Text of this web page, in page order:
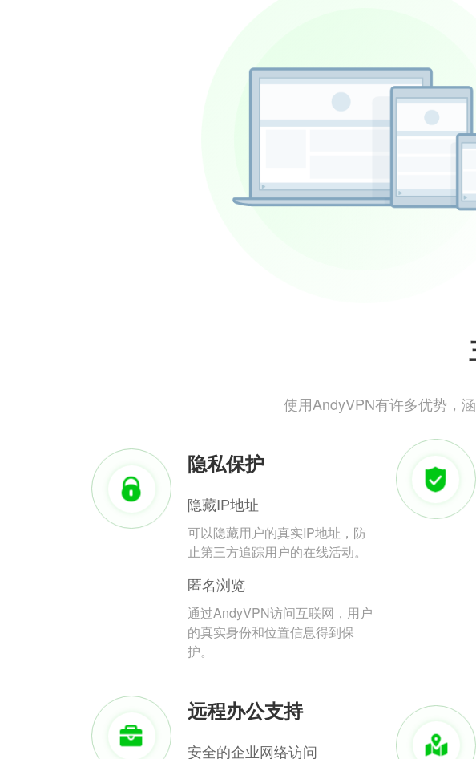
使用AndyVPN有许多优势，
隐私保护
隐藏IP地址
可以隐藏用户的真实IP地址，防
止第三方追踪用户的在线活动。
匿名浏览
通过AndyVPN访问互联网，用户
的真实身份和位置信息得到保
护。
远程办公支持
安全的企业网络访问